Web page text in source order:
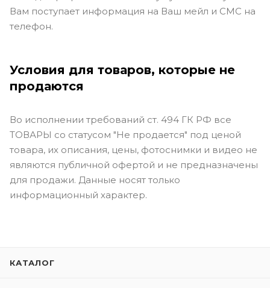
Вам поступает информация на Ваш мейл и СМС на
телефон.
Условия для товаров, которые не
продаются
Во исполнении требований ст. 494 ГК РФ все
ТОВАРЫ со статусом "Не продается" под ценой
товара, их описания, цены, фотоснимки и видео не
являются публичной офертой и не предназначены
для продажи. Данные носят только
информационный характер.
КАТАЛОГ